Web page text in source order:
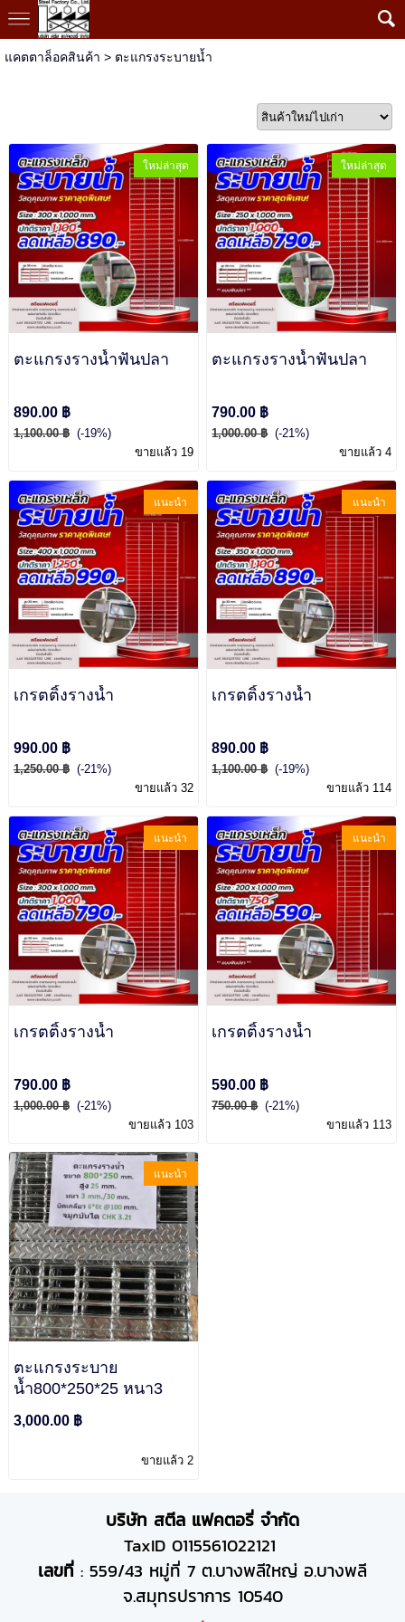
แคตตาล็อคสินค้า > ตะแกรงระบายน้ำ
ใหม่ล่าสุด
ตะแกรงรางน้ำฟันปลา
890.00 ฿
1,100.00 ฿ (-19%)
ขายแล้ว 19
ใหม่ล่าสุด
ตะแกรงรางน้ำฟันปลา
790.00 ฿
1,000.00 ฿ (-21%)
ขายแล้ว 4
แนะนำ
เกรตติ้งรางน้ำ
990.00 ฿
1,250.00 ฿ (-21%)
ขายแล้ว 32
แนะนำ
เกรตติ้งรางน้ำ
890.00 ฿
1,100.00 ฿ (-19%)
ขายแล้ว 114
แนะนำ
เกรตติ้งรางน้ำ
790.00 ฿
1,000.00 ฿ (-21%)
ขายแล้ว 103
แนะนำ
เกรตติ้งรางน้ำ
590.00 ฿
750.00 ฿ (-21%)
ขายแล้ว 113
แนะนำ
ตะแกรงระบาย
น้ำ800*250*25 หนา3
3,000.00 ฿
ขายแล้ว 2
บริษัท สตีล แฟคตอรี่ จำกัด
TaxID 0115561022121
เลขที่ : 559/43 หมู่ที่ 7 ต.บางพลีใหญ่ อ.บางพลี
จ.สมุทรปราการ 10540